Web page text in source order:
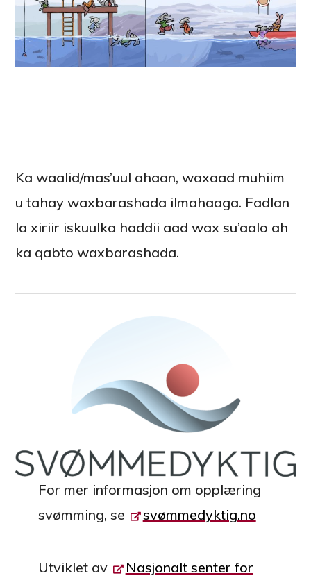
Ka waalid/mas’uul ahaan, waxaad muhiim
u tahay waxbarashada ilmahaaga. Fadlan
la xiriir iskuulka haddii aad wax su’aalo ah
ka qabto waxbarashada.
For mer informasjon om opplæring
svømming, se
svømmedyktig.no
Utviklet av
Nasjonalt senter for